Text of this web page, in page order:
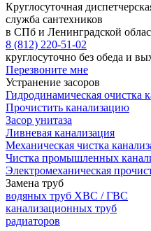
Круглосуточная
служба сантехников
в СПб и Ленинградской
8 (812) 220-51-02
круглосуточно без обеда и
Перезвоните мне
Устранение засоров
Гидродинамическая очистка
Прочистить канализацию
Засор унитаза
Ливневая канализация
Механическая чистка
Чистка промышленных
Электромеханическая
Замена труб
водяных труб ХВС / ГВС
канализационных труб
радиаторов